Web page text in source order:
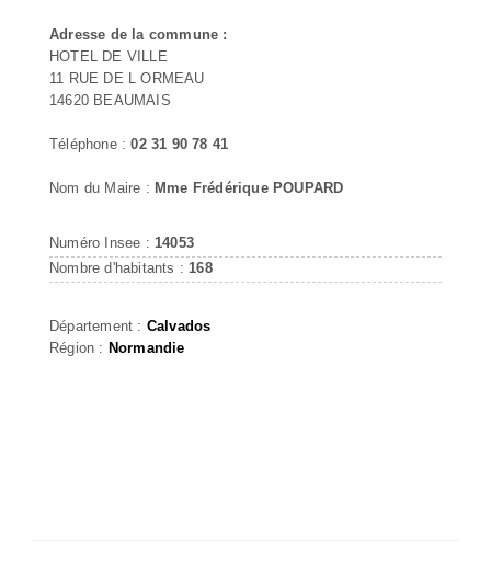
Adresse de la commune :
HOTEL DE VILLE
11 RUE DE L ORMEAU
14620 BEAUMAIS
Téléphone :02 31 90 78 41
Nom du Maire : Mme Frédérique POUPARD
Numéro Insee : 14053
Nombre d'habitants : 168
Département : Calvados
Région : Normandie